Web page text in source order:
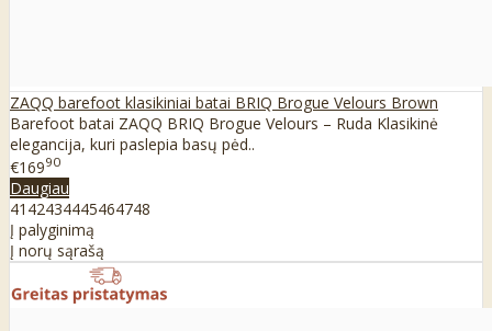
ZAQQ barefoot klasikiniai batai BRIQ Brogue Velours Brown
Barefoot batai ZAQQ BRIQ Brogue Velours – Ruda Klasikinė
elegancija, kuri paslepia basų pėd..
€16990
Daugiau
41 42434445464748
Į palyginimą
Į norų sąrašą